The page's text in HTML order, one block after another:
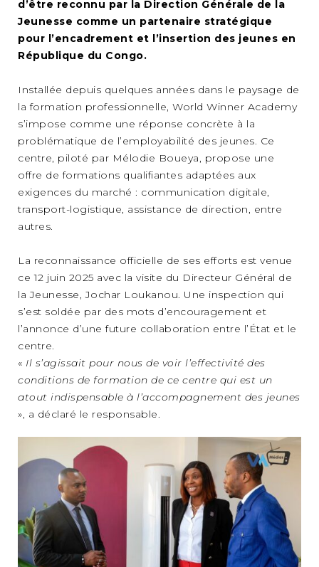
d’être reconnu par la Direction Générale de la
Jeunesse comme un partenaire stratégique
pour l’encadrement et l’insertion des jeunes en
République du Congo.
Installée depuis quelques années dans le paysage de
la formation professionnelle, World Winner Academy
s’impose comme une réponse concrète à la
problématique de l’employabilité des jeunes. Ce
centre, piloté par Mélodie Boueya, propose une
offre de formations qualifiantes adaptées aux
exigences du marché : communication digitale,
transport-logistique, assistance de direction, entre
autres.
La reconnaissance officielle de ses efforts est venue
ce 12 juin 2025 avec la visite du Directeur Général de
la Jeunesse, Jochar Loukanou. Une inspection qui
s’est soldée par des mots d’encouragement et
l’annonce d’une future collaboration entre l’État et le
centre.
« Il s’agissait pour nous de voir l’effectivité des
conditions de formation de ce centre qui est un
atout indispensable à l’accompagnement des jeunes
», a déclaré le responsable.